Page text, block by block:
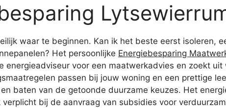
waar te beginnen. Kan ik het beste eerst isoleren,
Het persoonlijke Energiebesparing
voor een maatwerkadvies en zoekt uit
passen bij jouw woning en een prettige
baten van de getoonde duurzame keuzes. Het
bij de aanvraag van subsidies voor